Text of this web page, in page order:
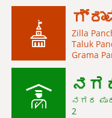
Zilla
Taluk
Grama
ನಗರ
2